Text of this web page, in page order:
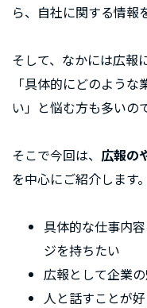
ら、自社に関する情報
そして、なかには広報
「具体的にどのよう
い」と悩む方も多いの
そこで今回は、 広報の
を中心にご紹介します。
具体的な仕事内
ジを持ちたい
広報として企業
人と話すことが